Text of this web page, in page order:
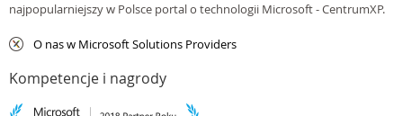
najpopularniejszy w Polsce portal o technologii Microsoft - CentrumXP.
O nas w Microsoft Solutions Providers
Kompetencje i nagrody